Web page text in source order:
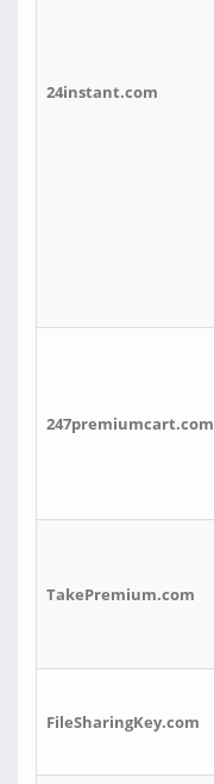
24instant.com
247premiumcart.com
TakePremium.com
FileSharingKey.com